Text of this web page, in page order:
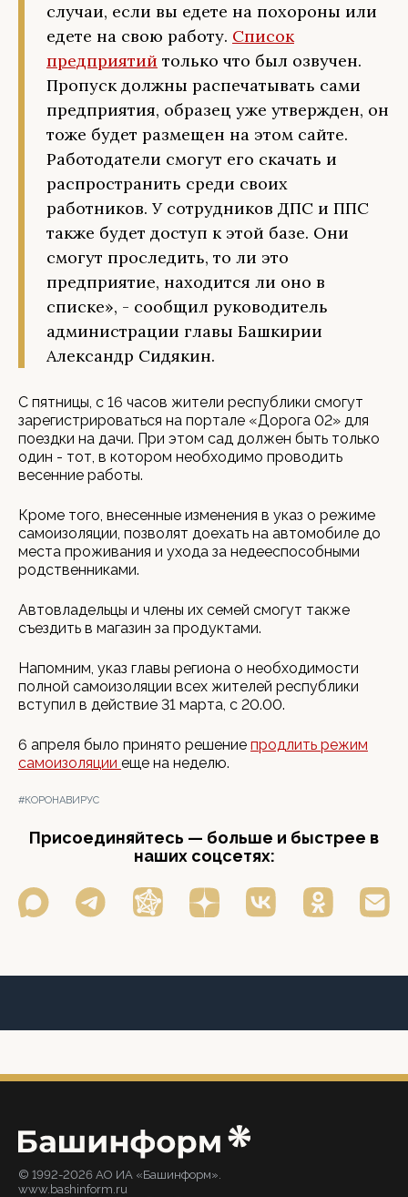
случаи, если вы едете на похороны или
едете на свою работу. Список
предприятий только что был озвучен.
Пропуск должны распечатывать сами
предприятия, образец уже утвержден, он
тоже будет размещен на этом сайте.
Работодатели смогут его скачать и
распространить среди своих
работников. У сотрудников ДПС и ППС
также будет доступ к этой базе. Они
смогут проследить, то ли это
предприятие, находится ли оно в
списке», - сообщил руководитель
администрации главы Башкирии
Александр Сидякин.
С пятницы, с 16 часов жители республики смогут
зарегистрироваться на портале «Дорога 02» для
поездки на дачи. При этом сад должен быть только
один - тот, в котором необходимо проводить
весенние работы.
Кроме того, внесенные изменения в указ о режиме
самоизоляции, позволят доехать на автомобиле до
места проживания и ухода за недееспособными
родственниками.
Автовладельцы и члены их семей смогут также
съездить в магазин за продуктами.
Напомним, указ главы региона о необходимости
полной самоизоляции всех жителей республики
вступил в действие 31 марта, с 20.00.
6 апреля было принято решение продлить режим
самоизоляции еще на неделю.
#КОРОНАВИРУС
Присоединяйтесь — больше и быстрее в
наших соцсетях:
© 1992-2026 АО ИА «Башинформ».
www.bashinform.ru